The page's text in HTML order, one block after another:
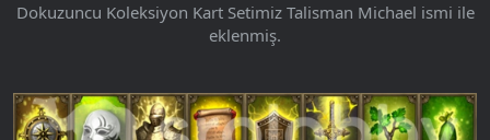
Dokuzuncu Koleksiyon Kart Setimiz Talisman Michael ismi ile
eklenmiş.